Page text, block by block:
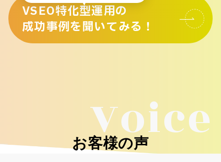
VSEO特化型運用の
成功事例を聞いてみる！
Voice
お客様の声